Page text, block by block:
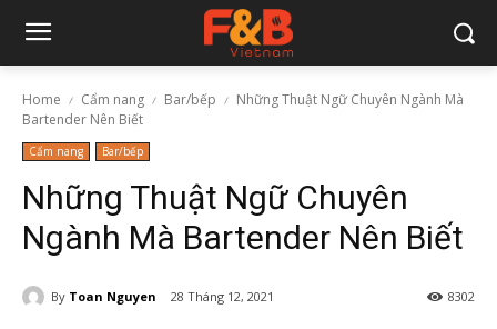
Home Cẩm nang Bar/bếp
Những Thuật Ngữ Chuyên Ngành Mà
Bartender Nên Biết
Cẩm nang Bar/bếp
Những Thuật Ngữ Chuyên
Ngành Mà Bartender Nên Biết
By Toan Nguyen 28 Tháng 12, 2021 8302